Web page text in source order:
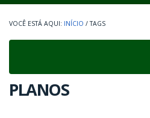
INÍCIO / TAGS
PLANOS